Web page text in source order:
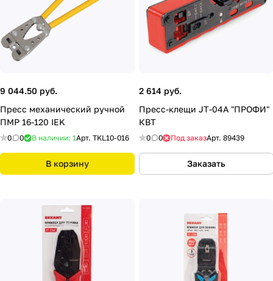
9 044.50 руб.
Пресс механический ручной
ПМР 16-120 IEK
0 0 В наличии: 1Арт. TKL10-016
В корзину
2 614 руб.
Пресс-клещи JT-04А "ПРОФИ"
КВТ
0 0 Под заказАрт. 89439
Заказать